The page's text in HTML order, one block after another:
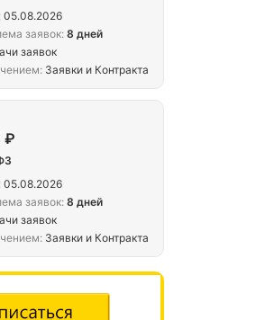
05.08.2026
заявок: 8 дней
заявок
Заявки и Контракта
₽
05.08.2026
заявок: 8 дней
заявок
Заявки и Контракта